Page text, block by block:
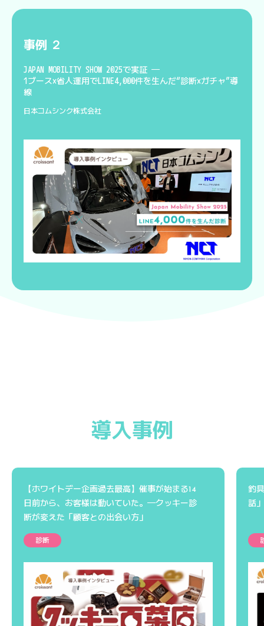
事例 ２
JAPAN MOBILITY SHOW 2025で実証 ──
1ブース×省人運用でLINE4,000件を生んだ“診断×ガチャ”導
線
日本コムシンク株式会社
導入事例
【ホワイトデー企画過去最高】催事が始まる14
日前から、お客様は動いていた。──クッキー診
断が変えた「顧客との出会い方」
診断
釣
話